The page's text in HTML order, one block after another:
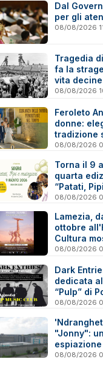
Dal
per gli
08/08/2026
Tragedia
fa la
vita
calabresi
08/08/2026
Feroleto
donne:
tradizione
08/08/2026
Torna il 9
quarta
“Patati,
08/08/2026
Lamezia,
ottobre
Cultura
Virtual
08/08/2026
Dark
dedicata
“Pulp” di
08/08/2026
"Jonny":
08/08/2026